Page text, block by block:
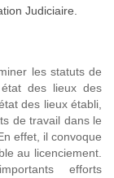
Judiciaire.
les statuts de
des lieux des
des lieux établi,
de travail dans le
effet, il convoque
au licenciement.
efforts